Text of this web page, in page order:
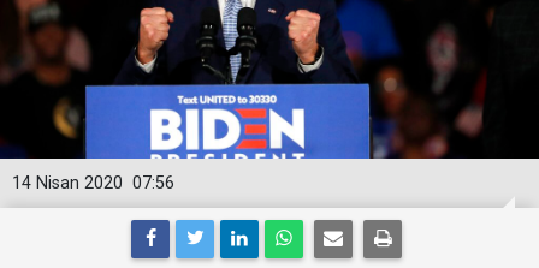
07:56
14 Nisan 2020